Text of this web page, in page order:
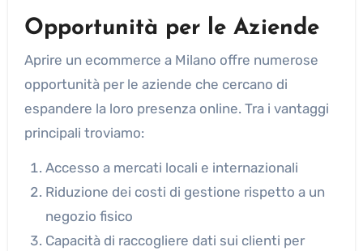
Opportunità per le Aziende
Aprire un ecommerce a Milano offre numerose
opportunità per le aziende che cercano di
espandere la loro presenza online. Tra i vantaggi
principali troviamo:
Accesso a mercati locali e internazionali
Riduzione dei costi di gestione rispetto a un
negozio fisico
Capacità di raccogliere dati sui clienti per